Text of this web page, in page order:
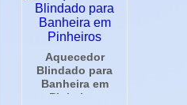
Aquecedor
Blindado para
Banheira em
Pinheiros